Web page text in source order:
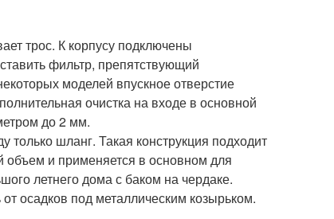
трос. К корпусу подключены
фильтр, препятствующий
моделей впускное отверстие
очистка на входе в основной
до 2 мм.
шланг. Такая конструкция подходит
объем и применяется в основном для
летнего дома с баком на чердаке.
осадков под металлическим козырьком.